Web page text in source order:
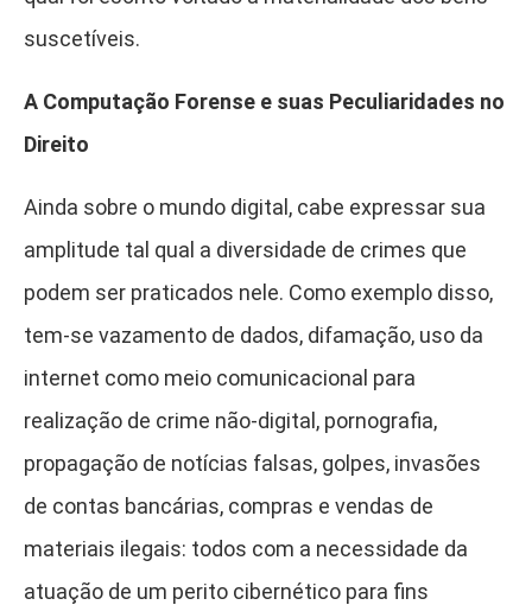
suscetíveis.
A Computação Forense e suas Peculiaridades no
Direito
Ainda sobre o mundo digital, cabe expressar sua
amplitude tal qual a diversidade de crimes que
podem ser praticados nele. Como exemplo disso,
tem-se vazamento de dados, difamação, uso da
internet como meio comunicacional para
realização de crime não-digital, pornografia,
propagação de notícias falsas, golpes, invasões
de contas bancárias, compras e vendas de
materiais ilegais: todos com a necessidade da
atuação de um perito cibernético para fins